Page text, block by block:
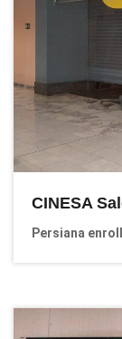
CINESA
Persiana